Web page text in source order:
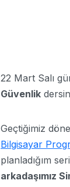
22 Mart Salı
Güvenlik
Geçtiğimiz
Bilgisayar
planladığım
arkadaşımız